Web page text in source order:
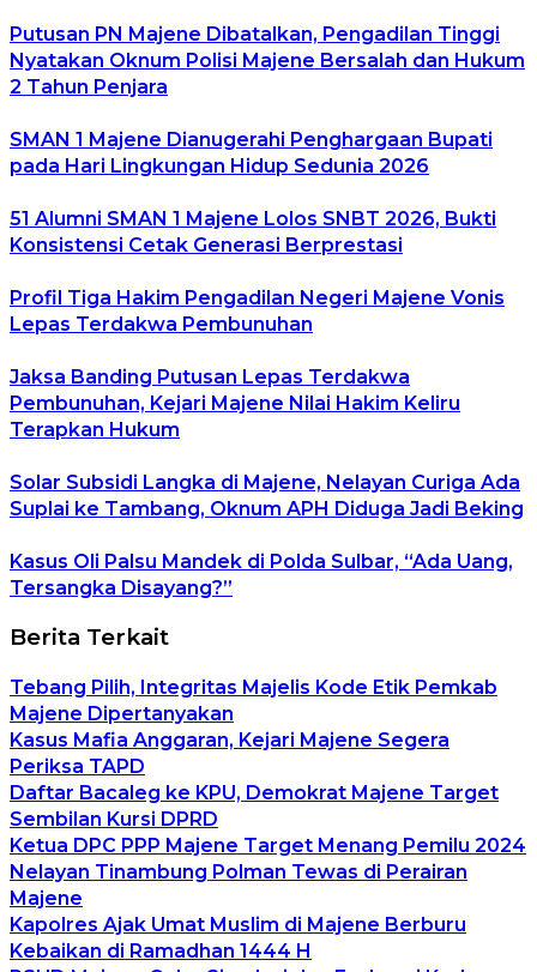
Putusan PN Majene Dibatalkan, Pengadilan Tinggi
Nyatakan Oknum Polisi Majene Bersalah dan Hukum
2 Tahun Penjara
SMAN 1 Majene Dianugerahi Penghargaan Bupati
pada Hari Lingkungan Hidup Sedunia 2026
51 Alumni SMAN 1 Majene Lolos SNBT 2026, Bukti
Konsistensi Cetak Generasi Berprestasi
Profil Tiga Hakim Pengadilan Negeri Majene Vonis
Lepas Terdakwa Pembunuhan
Jaksa Banding Putusan Lepas Terdakwa
Pembunuhan, Kejari Majene Nilai Hakim Keliru
Terapkan Hukum
Solar Subsidi Langka di Majene, Nelayan Curiga Ada
Suplai ke Tambang, Oknum APH Diduga Jadi Beking
Kasus Oli Palsu Mandek di Polda Sulbar, “Ada Uang,
Tersangka Disayang?”
Berita Terkait
Tebang Pilih, Integritas Majelis Kode Etik Pemkab
Majene Dipertanyakan
Kasus Mafia Anggaran, Kejari Majene Segera
Periksa TAPD
Daftar Bacaleg ke KPU, Demokrat Majene Target
Sembilan Kursi DPRD
Ketua DPC PPP Majene Target Menang Pemilu 2024
Nelayan Tinambung Polman Tewas di Perairan
Majene
Kapolres Ajak Umat Muslim di Majene Berburu
Kebaikan di Ramadhan 1444 H